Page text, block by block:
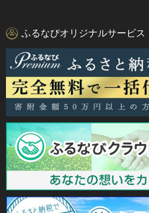
ふるなびオリジナルサービス